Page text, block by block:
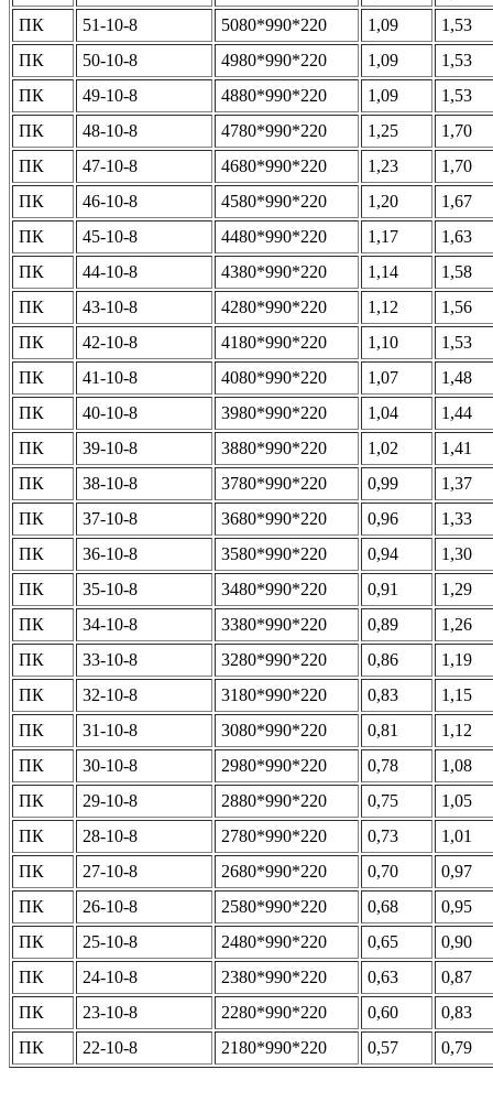
ПК
51-10-8 5080*990*220 1,09
1,53
ПК
50-10-8 4980*990*220 1,09
1,53
ПК
49-10-8 4880*990*220 1,09
1,53
ПК
48-10-8 4780*990*220 1,25
1,70
ПК
47-10-8 4680*990*220 1,23
1,70
ПК
46-10-8 4580*990*220 1,20
1,67
ПК
45-10-8 4480*990*220 1,17
1,63
ПК
44-10-8 4380*990*220 1,14
1,58
ПК
43-10-8 4280*990*220 1,12
1,56
ПК
42-10-8 4180*990*220 1,10
1,53
ПК
41-10-8 4080*990*220 1,07
1,48
ПК
40-10-8 3980*990*220 1,04
1,44
ПК
39-10-8 3880*990*220 1,02
1,41
ПК
38-10-8 3780*990*220 0,99
1,37
ПК
37-10-8 3680*990*220 0,96
1,33
ПК
36-10-8 3580*990*220 0,94
1,30
ПК
35-10-8 3480*990*220 0,91
1,29
ПК
34-10-8 3380*990*220 0,89
1,26
ПК
33-10-8 3280*990*220 0,86
1,19
ПК
32-10-8 3180*990*220 0,83
1,15
ПК
31-10-8 3080*990*220 0,81
1,12
ПК
30-10-8 2980*990*220 0,78
1,08
ПК
29-10-8 2880*990*220 0,75
1,05
ПК
28-10-8 2780*990*220 0,73
1,01
ПК
27-10-8 2680*990*220 0,70
0,97
ПК
26-10-8 2580*990*220 0,68
0,95
ПК
25-10-8 2480*990*220 0,65
0,90
ПК
24-10-8 2380*990*220 0,63
0,87
ПК
23-10-8 2280*990*220 0,60
0,83
ПК
22-10-8 2180*990*220 0,57 0,79